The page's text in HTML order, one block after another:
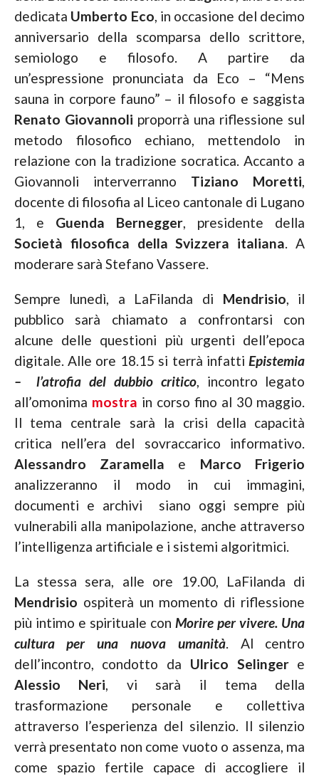
dedicata Umberto Eco, in occasione del decimo
anniversario della scomparsa dello scrittore,
semiologo e filosofo. A partire da
un’espressione pronunciata da Eco – “Mens
sauna in corpore fauno” – il filosofo e saggista
Renato Giovannoli proporrà una riflessione sul
metodo filosofico echiano, mettendolo in
relazione con la tradizione socratica. Accanto a
Giovannoli interverranno Tiziano Moretti,
docente di filosofia al Liceo cantonale di Lugano
1, e Guenda Bernegger, presidente della
Società filosofica della Svizzera italiana. A
moderare sarà Stefano Vassere.
Sempre lunedì, a LaFilanda di Mendrisio, il
pubblico sarà chiamato a confrontarsi con
alcune delle questioni più urgenti dell’epoca
digitale. Alle ore 18.15 si terrà infatti Epistemia
– l’atrofia del dubbio critico, incontro legato
all’omonima mostra in corso fino al 30 maggio.
Il tema centrale sarà la crisi della capacità
critica nell’era del sovraccarico informativo.
Alessandro Zaramella e Marco Frigerio
analizzeranno il modo in cui immagini,
documenti e archivi siano oggi sempre più
vulnerabili alla manipolazione, anche attraverso
l’intelligenza artificiale e i sistemi algoritmici.
La stessa sera, alle ore 19.00, LaFilanda di
Mendrisio ospiterà un momento di riflessione
più intimo e spirituale con Morire per vivere. Una
cultura per una nuova umanità. Al centro
dell’incontro, condotto da Ulrico Selingere
Alessio Neri, vi sarà il tema della
trasformazione personale e collettiva
attraverso l’esperienza del silenzio. Il silenzio
verrà presentato non come vuoto o assenza, ma
come spazio fertile capace di accogliere il